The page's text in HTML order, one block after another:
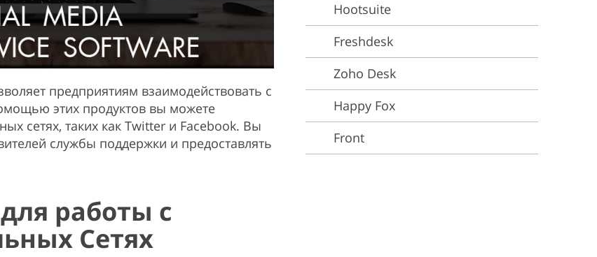
предприятиям взаимодействовать с
этих продуктов вы можете
сетях, таких как Twitter и Facebook. Вы
службы поддержки и предоставлять
работы с
Сетях
Hootsuite
Freshdesk
Zoho Desk
Happy Fox
Front